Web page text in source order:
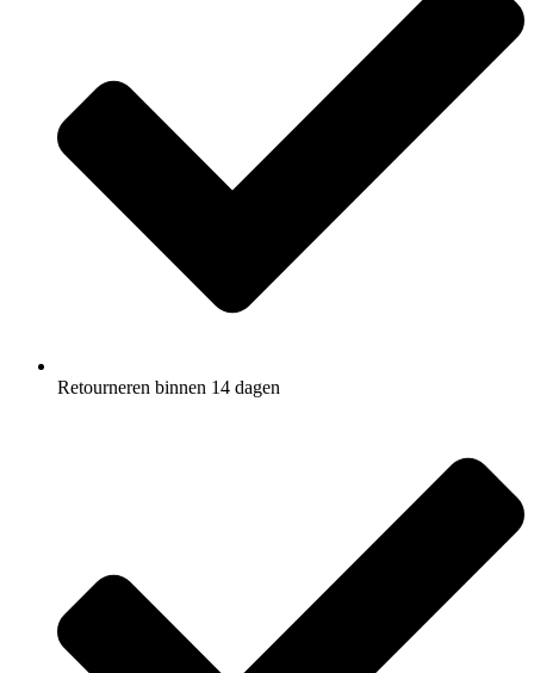
Retourneren binnen 14 dagen